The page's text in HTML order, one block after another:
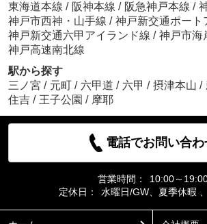
東海道本線 / 阪神本線 / 阪急神戸本線 /
神戸市西神・山手線 / 神戸新交通ポート
神戸新交通六甲アイランド線 / 神戸市海
神戸高速南北線
駅から探す
三ノ宮 / 元町 / 六甲道 / 六甲 / 摂津本山 /
住吉 / 王子公園 / 摩耶
電話でお問い合わ
営業時間：
10:00～
定休日：
水曜日/GW、夏季休暇